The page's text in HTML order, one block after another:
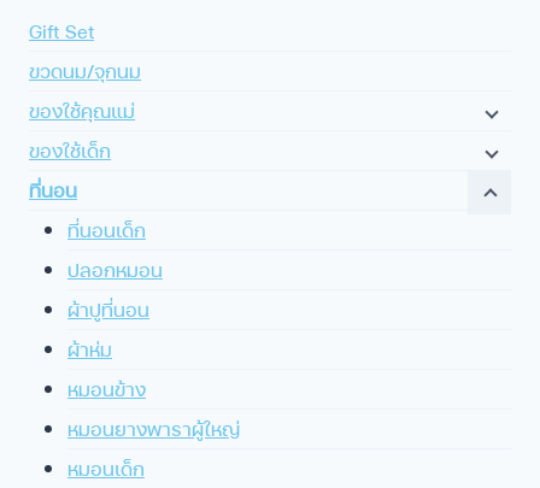
Gift Set
ขวดนม/จุกนม
ของใช้คุณแม่
ของใช้เด็ก
ที่นอน
ที่นอนเด็ก
ปลอกหมอน
ผ้าปูที่นอน
ผ้าห่ม
หมอนข้าง
หมอนยางพาราผู้ใหญ่
หมอนเด็ก